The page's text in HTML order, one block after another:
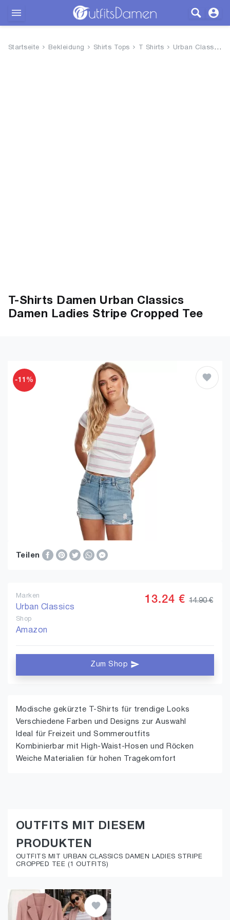
Startseite Bekleidung Shirts Tops T Shirts Urban Classics Damen Ladies St...
T-Shirts Damen Urban Classics
Damen Ladies Stripe Cropped Tee
-11%
Teilen
Marken
Urban Classics
Shop
Amazon
13.24 € 14.90 €
Zum Shop
Modische gekürzte T-Shirts für trendige Looks
Verschiedene Farben und Designs zur Auswahl
Ideal für Freizeit und Sommeroutfits
Kombinierbar mit High-Waist-Hosen und Röcken
Weiche Materialien für hohen Tragekomfort
OUTFITS MIT DIESEM
PRODUKTEN
OUTFITS MIT URBAN CLASSICS DAMEN LADIES STRIPE
CROPPED TEE (1 OUTFITS)